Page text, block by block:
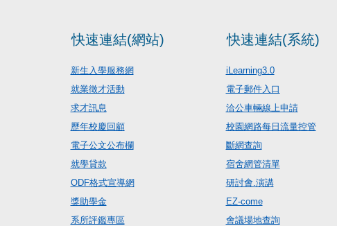
快速連結(網站)
新生入學服務網
就業徵才活動
求才訊息
歷年校慶回顧
電子公文公布欄
就學貸款
ODF格式宣導網
獎助學金
系所評鑑專區
快速連結(系統)
iLearning3.0
電子郵件入口
洽公車輛線上申請
校園網路每日流量控管
斷網查詢
宿舍網管清單
研討會.演講
EZ-come
會議場地查詢